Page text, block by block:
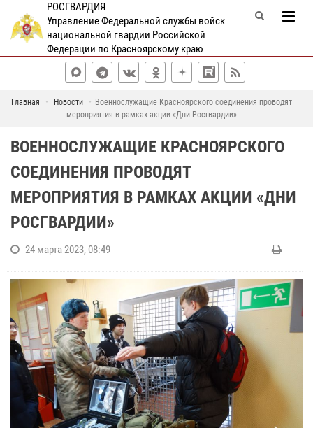
РОСГВАРДИЯ
Управление Федеральной службы войск
национальной гвардии Российской
Федерации по Красноярскому краю
Главная Новости
Военнослужащие Красноярского соединения проводят
мероприятия в рамках акции «Дни Росгвардии»
ВОЕННОСЛУЖАЩИЕ КРАСНОЯРСКОГО
СОЕДИНЕНИЯ ПРОВОДЯТ
МЕРОПРИЯТИЯ В РАМКАХ АКЦИИ «ДНИ
РОСГВАРДИИ»
24 марта 2023, 08:49